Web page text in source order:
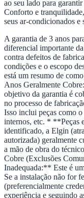
ao seu lado para
Conforto e
seus ar-condicionados e
A garantia de 3 anos
diferencial importante
contra defeitos de
condições e o escopo
está um resumo de
Anos Geralmente
objetivo da garantia é
no processo de
Isso inclui peças como
internos, etc. * **Peças
identificado, a Elgin
autorizada) geralmente
a mão de obra do
Cobre (Exclusões
Inadequada:** Este é
Se a instalação não for
(preferencialmente
experiência e seguindo